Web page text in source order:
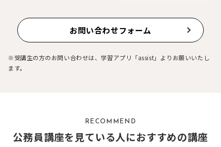
お問い合わせフォーム
※受講生の方のお問い合わせは、学習アプリ「assist」よりお願いいたし
ます。
RECOMMEND
公務員講座を見ている人におすすめの講座